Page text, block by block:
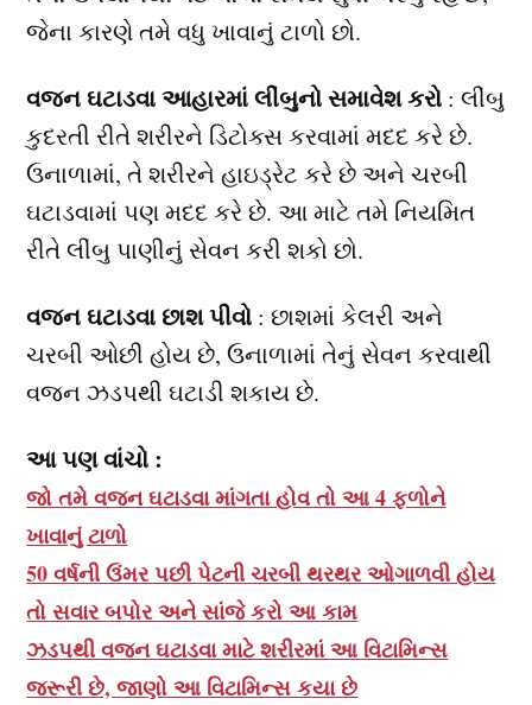
જેના કારણે તમે વધુ ખાવાનું ટાળો છો.
વજન ઘટાડવા આહારમાં લીંબુનો સમાવેશ કરો : લીંબુ
કુદરતી રીતે શરીરને ડિટોક્સ કરવામાં મદદ કરે છે.
ઉનાળામાં, તે શરીરને હાઇડ્રેટ કરે છે અને ચરબી
ઘટાડવામાં પણ મદદ કરે છે. આ માટે તમે નિયમિત
રીતે લીંબુ પાણીનું સેવન કરી શકો છો.
વજન ઘટાડવા છાશ પીવો : છાશમાં કેલરી અને
ચરબી ઓછી હોય છે, ઉનાળામાં તેનું સેવન કરવાથી
વજન ઝડપથી ઘટાડી શકાય છે.
આ પણ વાંચો :
જો તમે વજન ઘટાડવા માંગતા હોવ તો આ 4 ફળોને
ખાવાનું ટાળો
50 વર્ષની ઉંમર પછી પેટની ચરબી થરથર ઓગાળવી હોય
તો સવાર બપોર અને સાંજે કરો આ કામ
ઝડપથી વજન ઘટાડવા માટે શરીરમાં આ વિટામિન્સ
જરૂરી છે, જાણો આ વિટામિન્સ કયા છે